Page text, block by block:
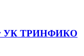
УК ТРИНФИКО